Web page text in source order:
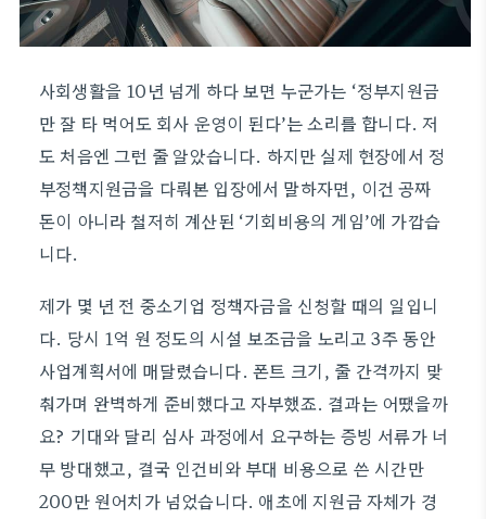
사회생활을 10년 넘게 하다 보면 누군가는 ‘정부지원금
만 잘 타 먹어도 회사 운영이 된다’는 소리를 합니다. 저
도 처음엔 그런 줄 알았습니다. 하지만 실제 현장에서 정
부정책지원금을 다뤄본 입장에서 말하자면, 이건 공짜
돈이 아니라 철저히 계산된 ‘기회비용의 게임’에 가깝습
니다.
제가 몇 년 전 중소기업 정책자금을 신청할 때의 일입니
다. 당시 1억 원 정도의 시설 보조금을 노리고 3주 동안
사업계획서에 매달렸습니다. 폰트 크기, 줄 간격까지 맞
춰가며 완벽하게 준비했다고 자부했죠. 결과는 어땠을까
요? 기대와 달리 심사 과정에서 요구하는 증빙 서류가 너
무 방대했고, 결국 인건비와 부대 비용으로 쓴 시간만
200만 원어치가 넘었습니다. 애초에 지원금 자체가 경